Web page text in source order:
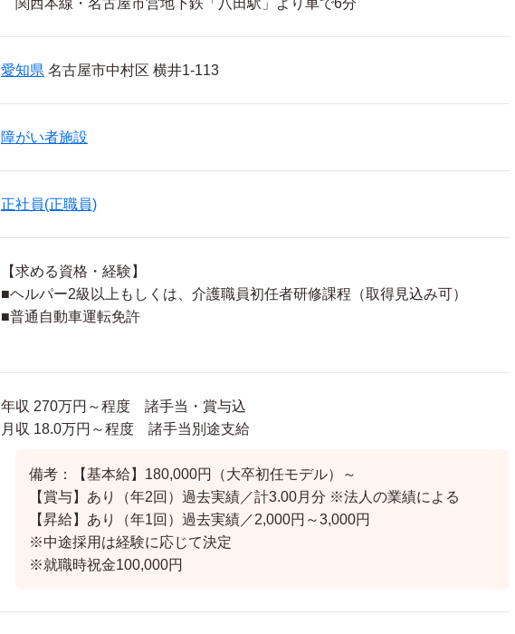
関西本線・名古屋市営地下鉄「八田駅」より車で6分
愛知県 名古屋市中村区 横井1-113
障がい者施設
正社員(正職員)
【求める資格・経験】
■ヘルパー2級以上もしくは、介護職員初任者研修課程（取得見込み可）
■普通自動車運転免許
年収 270万円～程度 諸手当・賞与込
月収 18.0万円～程度 諸手当別途支給
備考：【基本給】180,000円（大卒初任モデル）～
【賞与】あり（年2回）過去実績／計3.00月分 ※法人の業績による
【昇給】あり（年1回）過去実績／2,000円～3,000円
※中途採用は経験に応じて決定
※就職時祝金100,000円